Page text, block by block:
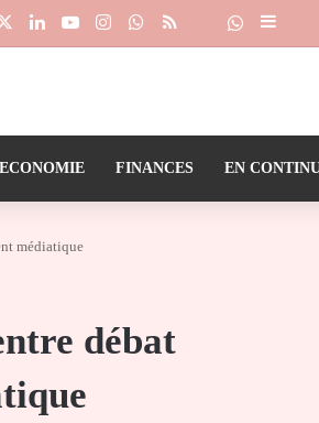
LinkedinYouTubeInstagramWhatsApp
RSS Dailymotion
Suivre la
ECONOMIE FINANCES EN
médiatique
débat